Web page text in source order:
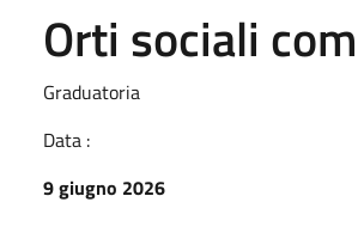
Orti sociali
Graduatoria
Data :
9 giugno 2026